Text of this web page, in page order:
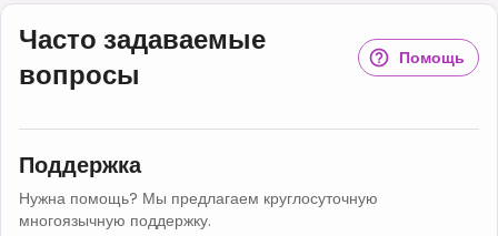
Часто задаваемые
вопросы
Помощь
Поддержка
Нужна помощь? Мы предлагаем круглосуточную
многоязычную поддержку.